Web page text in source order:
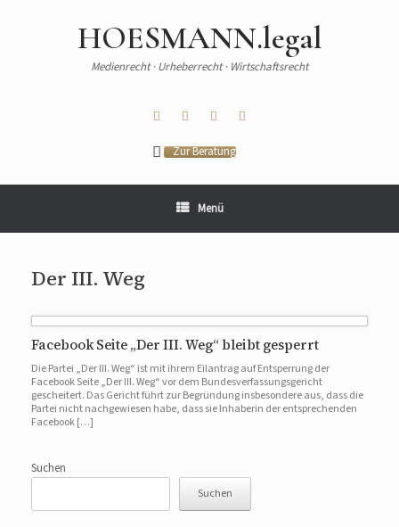
HOESMANN.legal
Medienrecht · Urheberrecht · Wirtschaftsrecht
Zur Beratung
Menü
Der III. Weg
Facebook Seite „Der III. Weg“ bleibt gesperrt
Die Partei „Der III. Weg“ ist mit ihrem Eilantrag auf Entsperrung der
Facebook Seite „Der III. Weg“ vor dem Bundesverfassungsgericht
gescheitert. Das Gericht führt zur Begründung insbesondere aus, dass die
Partei nicht nachgewiesen habe, dass sie Inhaberin der entsprechenden
Facebook […]
Suchen
Suchen